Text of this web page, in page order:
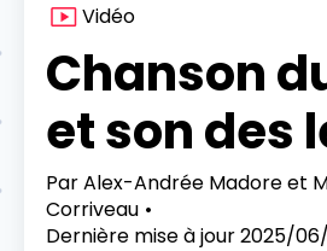
Vidéo
Chanson
et son des
ParAlex-Andrée Madore et
Corriveau
Dernière mise à jour2025/